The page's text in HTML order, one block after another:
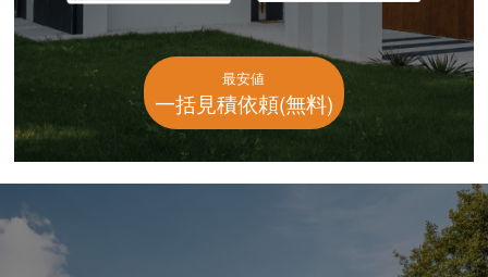
最安値
一括見積依頼(無料)